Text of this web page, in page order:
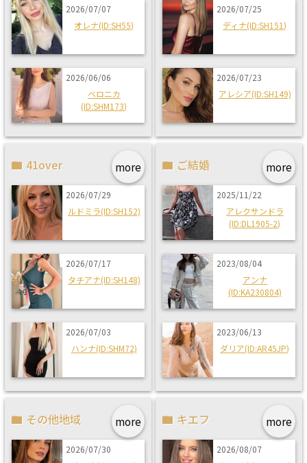
2026/07/07
オレナ(ID:SH55)
2026/06/06
ベロニカ
(ID:SHM173)
2026/07/25
ディナ(ID:SH151)
2026/07/23
アレシア(ID:SH149)
more
41over
2026/07/29
ルドミラ(ID:SH152)
2026/07/17
タチアナ(ID:SH148)
2026/07/03
ハンナ(ID:SHM72)
more
ご結婚
2025/11/22
アレクサンドラ
(ID:DL1905-2)
2023/08/04
アンナ
(ID:KA230804)
2023/06/13
ダリア(ID:AR45JP)
more
その他地域
2026/07/30
more
キエフ
2026/08/07